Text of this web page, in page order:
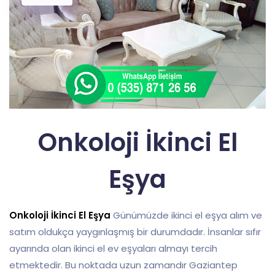
Onkoloji İkinci El
Eşya
Onkoloji İkinci El Eşya Günümüzde ikinci el eşya alım ve
satım oldukça yaygınlaşmış bir durumdadır. İnsanlar sıfır
ayarında olan ikinci el ev eşyaları almayı tercih
etmektedir. Bu noktada uzun zamandır Gaziantep